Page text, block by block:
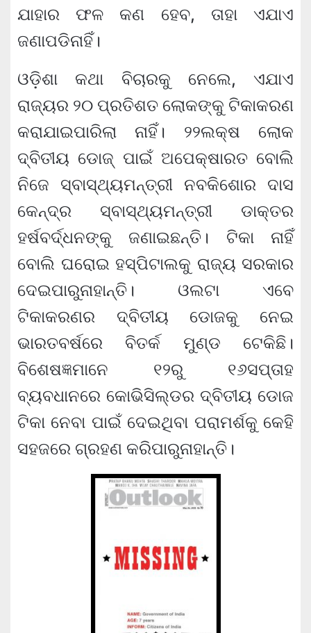
ଯାହାର ଫଳ କଣ ହେବ, ତାହା ଏଯାଏ
ଜଣାପଡିନାହିଁ।
ଓଡ଼ିଶା କଥା ବିଚାରକୁ ନେଲେ, ଏଯାଏ
ରାଜ୍ୟର ୨୦ ପ୍ରତିଶତ ଲୋକଙ୍କୁ ଟିକାକରଣ
କରାଯାଇପାରିଲା ନାହିଁ। ୨୨ଲକ୍ଷ ଲୋକ
ଦ୍ବିତୀୟ ଡୋଜ୍ ପାଇଁ ଅପେକ୍ଷାରତ ବୋଲି
ନିଜେ ସ୍ବାସ୍ଥ୍ୟମନ୍ତ୍ରୀ ନବକିଶୋର ଦାସ
କେନ୍ଦ୍ର ସ୍ବାସ୍ଥ୍ୟମନ୍ତ୍ରୀ ଡାକ୍ତର
ହର୍ଷବର୍ଦ୍ଧନଙ୍କୁ ଜଣାଇଛନ୍ତି। ଟିକା ନାହିଁ
ବୋଲି ଘରୋଇ ହସ୍ପିଟାଲକୁ ରାଜ୍ୟ ସରକାର
ଦେଇପାରୁନାହାନ୍ତି। ଓଲଟା ଏବେ
ଟିକାକରଣର ଦ୍ବିତୀୟ ଡୋଜକୁ ନେଇ
ଭାରତବର୍ଷରେ ବିତର୍କ ମୁଣ୍ଡ ଟେକିଛି।
ବିଶେଷଜ୍ଞମାନେ ୧୨ରୁ ୧୬ସପ୍ତାହ
ବ୍ୟବଧାନରେ କୋଭିସିଲ୍‌ଡର ଦ୍ବିତୀୟ ଡୋଜ
ଟିକା ନେବା ପାଇଁ ଦେଇଥିବା ପରାମର୍ଶକୁ କେହି
ସହଜରେ ଗ୍ରହଣ କରିପାରୁନାହାନ୍ତି।